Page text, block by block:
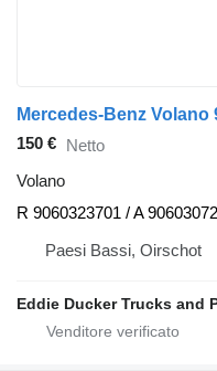
Mercedes-Benz Volano
150 € Netto
Volano
R 9060323701 / A
Paesi Bassi, Oirschot
Eddie Ducker Trucks and